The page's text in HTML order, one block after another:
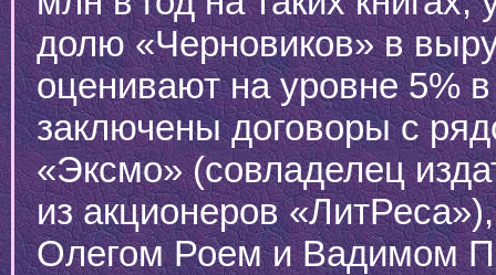
долю «Черновиков» в
оценивают на уровне 5%
заключены договоры с
«Эксмо» (совладелец
из акционеров
Олегом Роем и Вадимом